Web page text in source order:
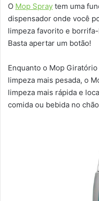
O Mop Spray tem uma
dispensador onde você
limpeza favorito e
Basta apertar um botão!
Enquanto o Mop
limpeza mais pesada, o
limpeza mais rápida e
comida ou bebida no